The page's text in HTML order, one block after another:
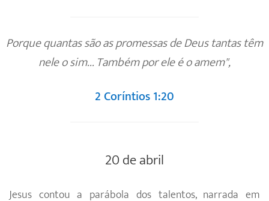
Porque quantas são as promessas de Deus tantas têm
nele o sim... Também por ele é o amem",
2 Coríntios 1:20
20 de abril
Jesus contou a parábola dos talentos, narrada em